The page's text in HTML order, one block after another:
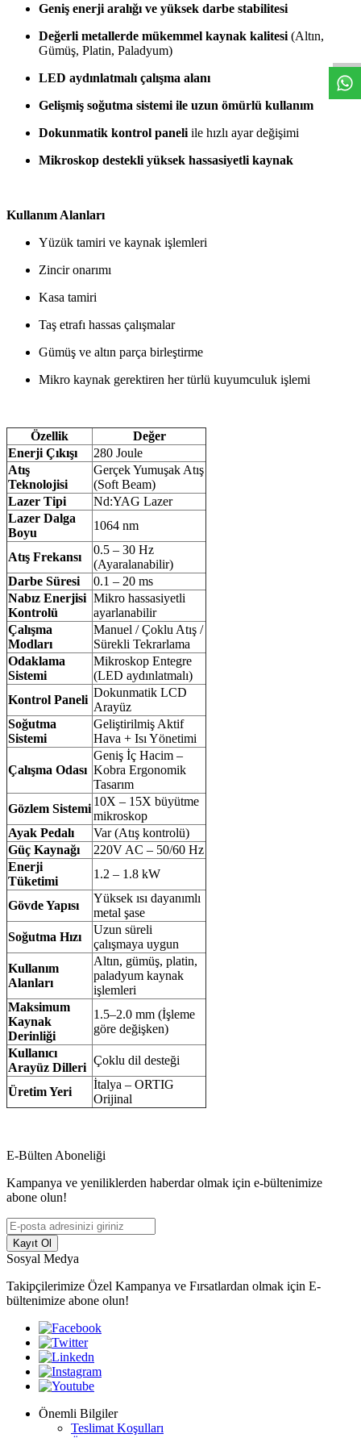
Geniş enerji aralığı ve yüksek darbe stabilitesi
Değerli metallerde mükemmel kaynak kalitesi (Altın,
Gümüş, Platin, Paladyum)
LED aydınlatmalı çalışma alanı
Gelişmiş soğutma sistemi ile uzun ömürlü kullanım
Dokunmatik kontrol paneli ile hızlı ayar değişimi
Mikroskop destekli yüksek hassasiyetli kaynak
Kullanım Alanları
Yüzük tamiri ve kaynak işlemleri
Zincir onarımı
Kasa tamiri
Taş etrafı hassas çalışmalar
Gümüş ve altın parça birleştirme
Mikro kaynak gerektiren her türlü kuyumculuk işlemi
Özellik
Değer
Enerji Çıkışı
280 Joule
Atış
Teknolojisi
Gerçek Yumuşak Atış
(Soft Beam)
Lazer Tipi
Nd:YAG Lazer
Lazer Dalga
Boyu
1064 nm
Atış Frekansı
0.5 – 30 Hz
(Ayaralanabilir)
Darbe Süresi
0.1 – 20 ms
Nabız Enerjisi
Kontrolü
Mikro hassasiyetli
ayarlanabilir
Çalışma
Modları
Manuel / Çoklu Atış /
Sürekli Tekrarlama
Odaklama
Sistemi
Mikroskop Entegre
(LED aydınlatmalı)
Kontrol Paneli
Dokunmatik LCD
Arayüz
Soğutma
Sistemi
Geliştirilmiş Aktif
Hava + Isı Yönetimi
Çalışma Odası
Geniş İç Hacim –
Kobra Ergonomik
Tasarım
Gözlem Sistemi
10X – 15X büyütme
mikroskop
Ayak Pedalı
Var (Atış kontrolü)
Güç Kaynağı
220V AC – 50/60 Hz
Enerji
Tüketimi
1.2 – 1.8 kW
Gövde Yapısı
Yüksek ısı dayanımlı
metal şase
Soğutma Hızı
Uzun süreli
çalışmaya uygun
Kullanım
Alanları
Altın, gümüş, platin,
paladyum kaynak
işlemleri
Maksimum
Kaynak
Derinliği
1.5–2.0 mm (İşleme
göre değişken)
Kullanıcı
Arayüz Dilleri
Çoklu dil desteği
Üretim Yeri
İtalya – ORTIG
Orijinal
E-Bülten Aboneliği
Kampanya ve yeniliklerden haberdar olmak için e-bültenimize
abone olun!
Kayıt Ol
Sosyal Medya
Takipçilerimize Özel Kampanya ve Fırsatlardan olmak için E-
bültenimize abone olun!
Önemli Bilgiler
Teslimat Koşulları